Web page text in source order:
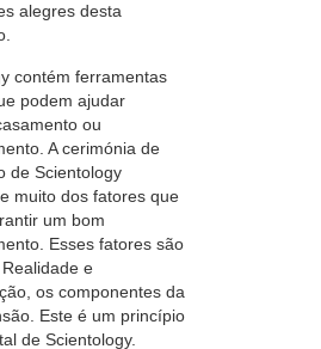
alegres desta
contém ferramentas
podem ajudar
ou
A cerimónia de
de Scientology
muito dos fatores que
um bom
Esses fatores são
e
os componentes da
Este é um princípio
de Scientology.